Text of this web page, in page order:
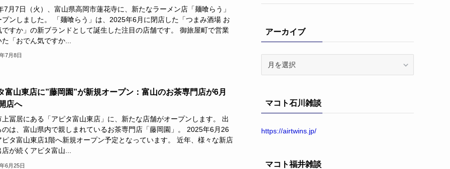
7月7日（火）、富山県高岡市蓮花寺に、新たなラーメン店「麺喰らう」
プンしました。 「麺喰らう」は、2025年6月に閉店した「つまみ酒場 お
ですか」の新ブランドとして誕生した注目の店舗です。 御旅屋町で営業
「おでん気ですか...
7月8日
富山東店に”藤岡園”が新規オープン：富山のお茶専門店が6月
店へ
上冨居にある「アピタ富山東店」に、新たな店舗がオープンします。 出
のは、富山県内で親しまれているお茶専門店「藤岡園」。 2025年6月26
ピタ富山東店1階へ新規オープン予定となっています。 近年、様々な新店
店が続くアピタ富山...
6月25日
アーカイブ
ブマコト石川雑談
https://airtwins.jp/
マコト福井雑談